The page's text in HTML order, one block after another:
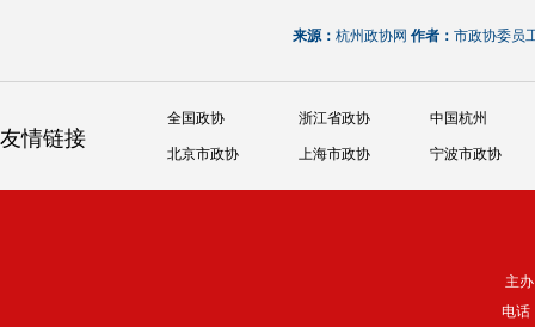
来源： 杭州政协网 作者： 市政协委员